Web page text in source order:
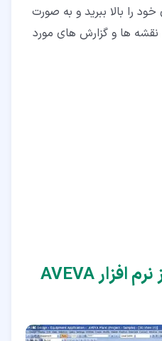
را بالا ببرید و به صورت
نقشه ها و گزارش های مورد
۶‏- مزایای استفاده از نرم افزار AVEVA